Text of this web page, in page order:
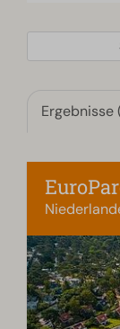
Ergebnisse